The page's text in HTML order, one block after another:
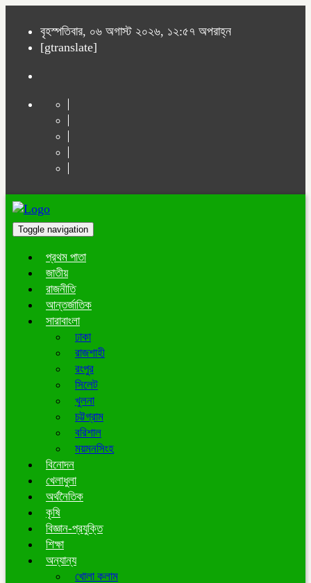
বৃহস্পতিবার, ০৬ অগাস্ট ২০২৬, ১২:৫৭ অপরাহ্ন
[gtranslate]
Toggle navigation
প্রথম পাতা
জাতীয়
রাজনীতি
আন্তর্জাতিক
সারাবাংলা
ঢাকা
রাজশাহী
রংপুর
সিলেট
খুলনা
চট্টগ্রাম
বরিশাল
ময়মনসিংহ
বিনোদন
খেলাধুলা
অর্থনৈতিক
কৃষি
বিজ্ঞান-প্রযুক্তি
শিক্ষা
অন্যান্য
খোলা কলাম